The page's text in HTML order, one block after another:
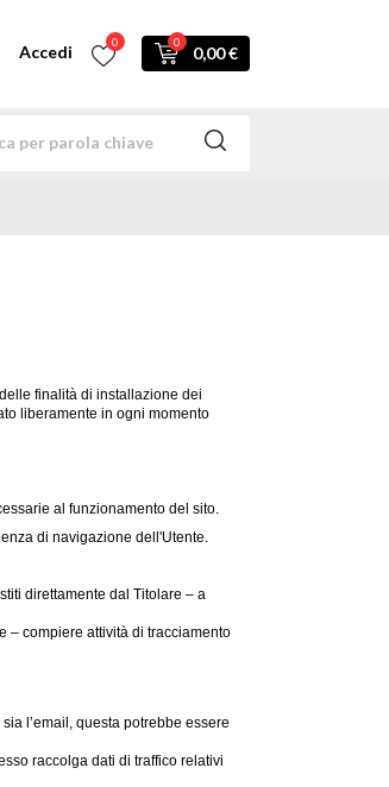
Accedi 0 0
0,00 €
finalità di installazione dei
liberamente in ogni momento
al funzionamento del sito.
di navigazione dell'Utente.
direttamente dal Titolare – a
– compiere attività di tracciamento
l’email, questa potrebbe essere
raccolga dati di traffico relativi